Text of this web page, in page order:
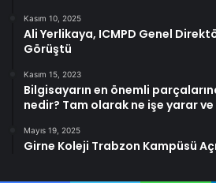
Kasım 10, 2025
Ali Yerlikaya, ICMPD Genel
Görüştü
Kasım 15, 2023
Bilgisayarın en önemli
nedir? Tam olarak ne işe yarar ve
Mayıs 19, 2025
Girne Koleji Trabzon Kampüsü